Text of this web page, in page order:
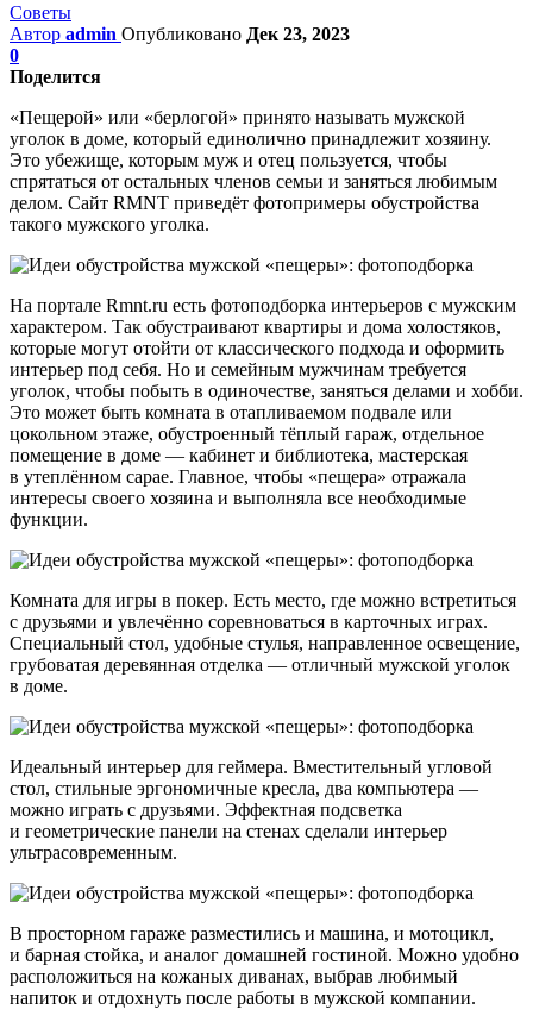
Советы
Автор admin Опубликовано Дек 23, 2023
0
Поделится
«Пещерой» или «берлогой» принято называть мужской
уголок в доме, который единолично принадлежит хозяину.
Это убежище, которым муж и отец пользуется, чтобы
спрятаться от остальных членов семьи и заняться любимым
делом. Сайт RMNT приведёт фотопримеры обустройства
такого мужского уголка.
На портале Rmnt.ru есть фотоподборка интерьеров с мужским
характером. Так обустраивают квартиры и дома холостяков,
которые могут отойти от классического подхода и оформить
интерьер под себя. Но и семейным мужчинам требуется
уголок, чтобы побыть в одиночестве, заняться делами и хобби.
Это может быть комната в отапливаемом подвале или
цокольном этаже, обустроенный тёплый гараж, отдельное
помещение в доме — кабинет и библиотека, мастерская
в утеплённом сарае. Главное, чтобы «пещера» отражала
интересы своего хозяина и выполняла все необходимые
функции.
Комната для игры в покер. Есть место, где можно встретиться
с друзьями и увлечённо соревноваться в карточных играх.
Специальный стол, удобные стулья, направленное освещение,
грубоватая деревянная отделка — отличный мужской уголок
в доме.
Идеальный интерьер для геймера. Вместительный угловой
стол, стильные эргономичные кресла, два компьютера —
можно играть с друзьями. Эффектная подсветка
и геометрические панели на стенах сделали интерьер
ультрасовременным.
В просторном гараже разместились и машина, и мотоцикл,
и барная стойка, и аналог домашней гостиной. Можно удобно
расположиться на кожаных диванах, выбрав любимый
напиток и отдохнуть после работы в мужской компании.